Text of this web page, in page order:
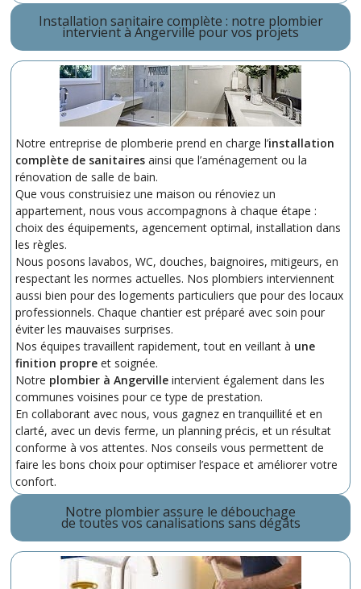
Installation sanitaire complète : notre plombier
intervient à Angerville pour vos projets
Notre entreprise de plomberie prend en charge l’installation
complète de sanitaires ainsi que l’aménagement ou la
rénovation de salle de bain.
Que vous construisiez une maison ou rénoviez un
appartement, nous vous accompagnons à chaque étape :
choix des équipements, agencement optimal, installation dans
les règles.
Nous posons lavabos, WC, douches, baignoires, mitigeurs, en
respectant les normes actuelles. Nos plombiers interviennent
aussi bien pour des logements particuliers que pour des locaux
professionnels. Chaque chantier est préparé avec soin pour
éviter les mauvaises surprises.
Nos équipes travaillent rapidement, tout en veillant à une
finition propre et soignée.
Notre plombier à Angerville intervient également dans les
communes voisines pour ce type de prestation.
En collaborant avec nous, vous gagnez en tranquillité et en
clarté, avec un devis ferme, un planning précis, et un résultat
conforme à vos attentes. Nos conseils vous permettent de
faire les bons choix pour optimiser l’espace et améliorer votre
confort.
Notre plombier assure le débouchage
de toutes vos canalisations sans dégâts